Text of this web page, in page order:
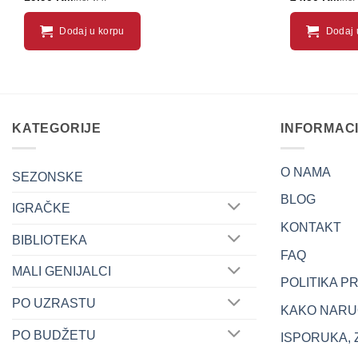
Dodaj u korpu Dodaj
KATEGORIJE
SEZONSKE
IGRAČKE
BIBLIOTEKA
MALI GENIJALCI
PO UZRASTU
PO BUDŽETU
O NAMA
BLOG
KONTAKT
FAQ
POLITIKA
KAKO
ISPORUKA,